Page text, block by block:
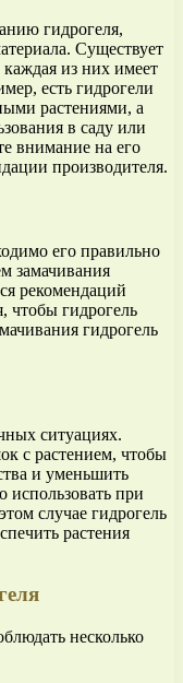
гидрогеля,
Существует
каждая из них имеет
есть гидрогели
растениями, а
в саду или
внимание на его
производителя.
его правильно
замачивания
рекомендаций
чтобы гидрогель
гидрогель
ситуациях.
с растением, чтобы
и уменьшить
использовать при
случае гидрогель
растения
несколько